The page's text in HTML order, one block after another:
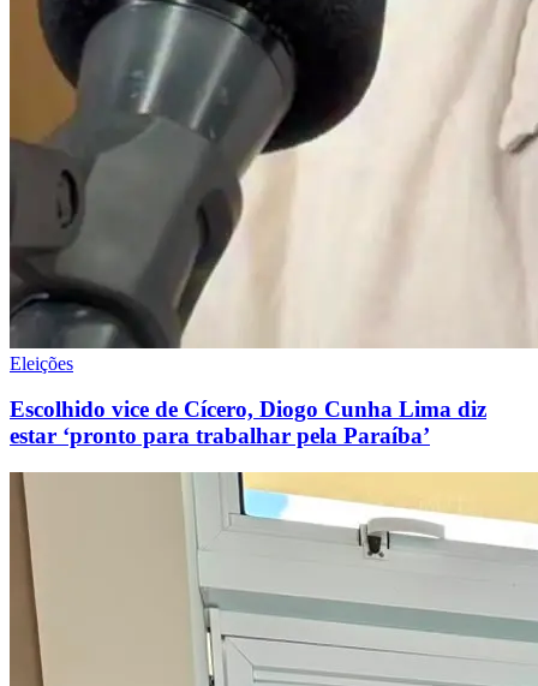
Eleições
Escolhido vice de Cícero, Diogo Cunha Lima diz
estar ‘pronto para trabalhar pela Paraíba’